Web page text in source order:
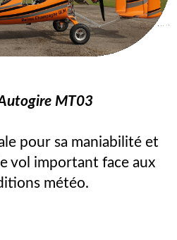
MT03
pour sa maniabilité et
vol important face aux
météo.